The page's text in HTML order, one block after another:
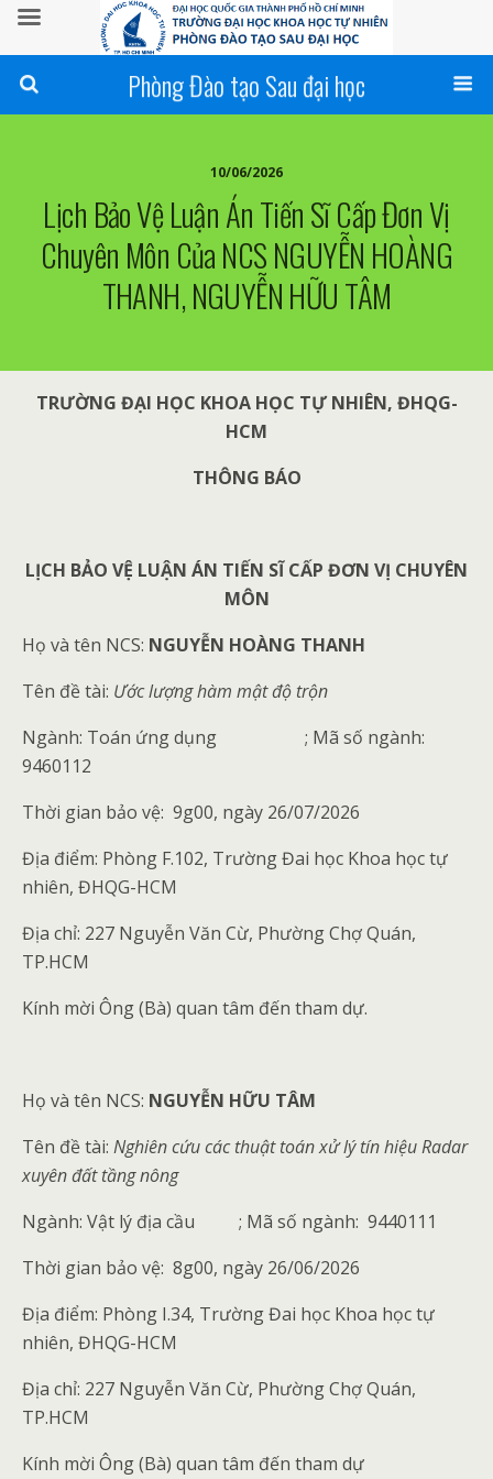
Phòng Đào tạo Sau đại học
10/06/2026
Lịch Bảo Vệ Luận Án Tiến Sĩ Cấp Đơn Vị
Chuyên Môn Của NCS NGUYỄN HOÀNG
THANH, NGUYỄN HỮU TÂM
TRƯỜNG ĐẠI HỌC KHOA HỌC TỰ NHIÊN, ĐHQG-
HCM
THÔNG BÁO
LỊCH BẢO VỆ LUẬN ÁN TIẾN SĨ CẤP ĐƠN VỊ CHUYÊN
MÔN
Họ và tên NCS: NGUYỄN HOÀNG THANH
Tên đề tài: Ước lượng hàm mật độ trộn
Ngành: Toán ứng dụng
; Mã số ngành:
9460112
Thời gian bảo vệ: 9g00, ngày 26/07/2026
Địa điểm: Phòng F.102, Trường Đai học Khoa học tự
nhiên, ĐHQG-HCM
Địa chỉ: 227 Nguyễn Văn Cừ, Phường Chợ Quán,
TP.HCM
Kính mời Ông (Bà) quan tâm đến tham dự.
Họ và tên NCS: NGUYỄN HỮU TÂM
Tên đề tài: Nghiên cứu các thuật toán xử lý tín hiệu Radar
xuyên đất tầng nông
Ngành: Vật lý địa cầu
; Mã số ngành: 9440111
Thời gian bảo vệ: 8g00, ngày 26/06/2026
Địa điểm: Phòng I.34, Trường Đai học Khoa học tự
nhiên, ĐHQG-HCM
Địa chỉ: 227 Nguyễn Văn Cừ, Phường Chợ Quán,
TP.HCM
Kính mời Ông (Bà) quan tâm đến tham dự